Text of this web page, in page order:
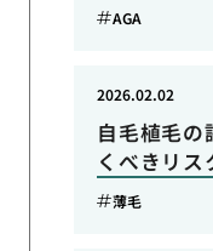
AGA
自毛植毛の
くべきリス
2026.02.02
薄毛